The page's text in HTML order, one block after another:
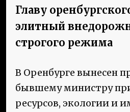
Главу
элитный
строгого режима
В Оренбурге вынесен
бывшему министру
ресурсов, экологии и